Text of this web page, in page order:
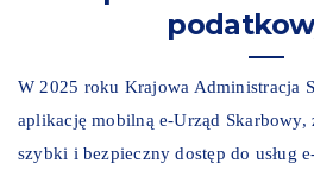
W 2025 roku Krajowa Administracja
aplikację mobilną e-Urząd Skarbowy,
szybki i bezpieczny dostęp do usług